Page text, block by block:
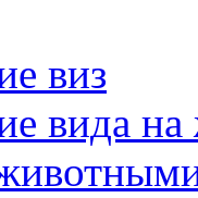
виз
вида на